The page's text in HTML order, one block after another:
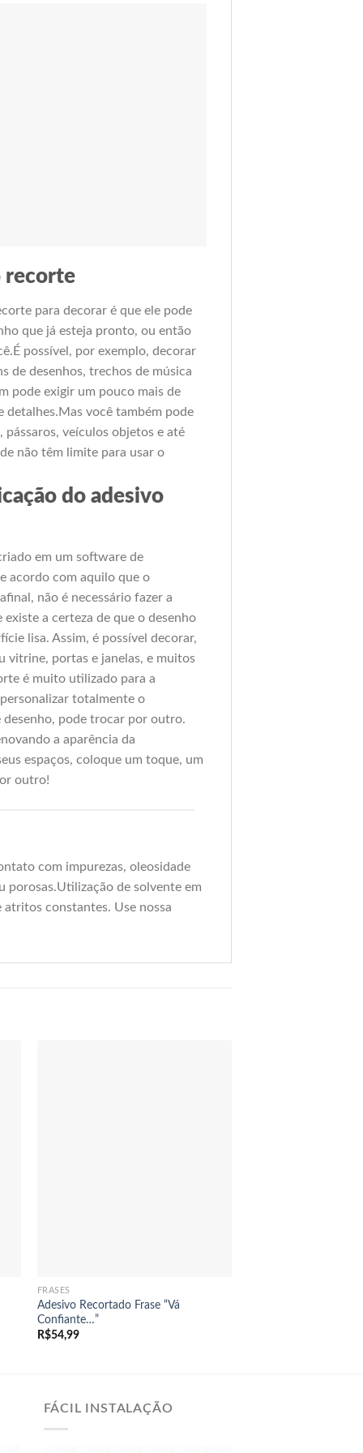
recorte
para decorar é que ele pode
que já esteja pronto, ou então
possível, por exemplo, decorar
de desenhos, trechos de música
pode exigir um pouco mais de
detalhes.Mas você também pode
veículos objetos e até
não têm limite para usar o
do adesivo
em um software de
acordo com aquilo que o
não é necessário fazer a
a certeza de que o desenho
lisa. Assim, é possível decorar,
vitrine, portas e janelas, e muitos
é muito utilizado para a
totalmente o
desenho, pode trocar por outro.
a aparência da
espaços, coloque um toque, um
outro!
com impurezas, oleosidade
porosas.Utilização de solvente em
constantes. Use nossa
FRASES
Adesivo Recortado Frase “Vá
Confiante…”
R$54,99
FÁCIL INSTALAÇÃO